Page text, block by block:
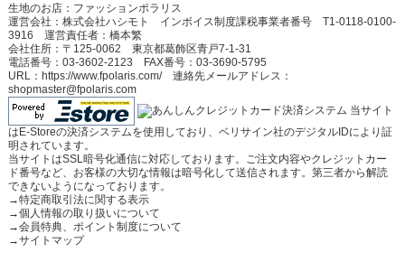
生地のお店：ファッションポラリス
運営会社：株式会社ハシモト インボイス制度課税事業者番号 T1-0118-0100-
3916 運営責任者：橋本繁
会社住所：〒125-0062 東京都葛飾区青戸7-1-31
電話番号：03-3602-2123 FAX番号：03-3690-5795
URL：https://www.fpolaris.com/ 連絡先メールアドレス：
shopmaster@fpolaris.com
当サイト
はE-Storeの決済システムを使用しており、ベリサイン社のデジタルIDにより証
明されています。
当サイトはSSL暗号化通信に対応しております。ご注文内容やクレジットカー
ド番号など、お客様の大切な情報は暗号化して送信されます。第三者から解読
できないようになっております。
→特定商取引法に関する表示
→個人情報の取り扱いについて
→会員特典、ポイント制度について
→サイトマップ